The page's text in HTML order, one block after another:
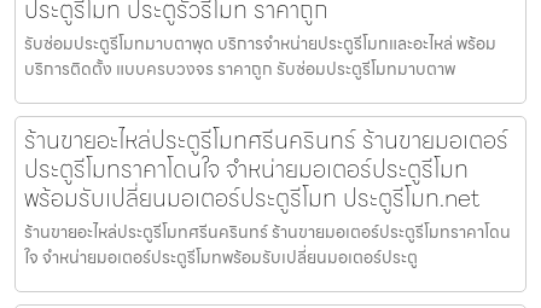
ประตูรีโมท ประตูรั้วรีโมท ราคาถูก
รับซ่อมประตูรีโมทมาบตาพุด บริการจำหน่ายประตูรีโมทและอะไหล่ พร้อม
บริการติดตั้ง แบบครบวงจร ราคาถูก รับซ่อมประตูรีโมทมาบตาพ
ร้านขายอะไหล่ประตูรีโมทศรีนครินทร์ ร้านขายมอเตอร์
ประตูรีโมทราคาโดนใจ จำหน่ายมอเตอร์ประตูรีโมท
พร้อมรับเปลี่ยนมอเตอร์ประตูรีโมท ประตูรีโมท.net
ร้านขายอะไหล่ประตูรีโมทศรีนครินทร์ ร้านขายมอเตอร์ประตูรีโมทราคาโดน
ใจ จำหน่ายมอเตอร์ประตูรีโมทพร้อมรับเปลี่ยนมอเตอร์ประตู